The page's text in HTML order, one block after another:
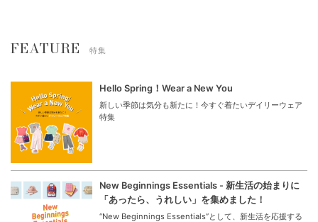
FEATURE 特集
Hello Spring！Wear a New You
新しい季節は気分も新たに！今すぐ着たいデイリーウェア
特集
New Beginnings Essentials - 新生活の始まりに
「あったら、うれしい」を集めました！
“New Beginnings Essentials”として、新生活を応援する